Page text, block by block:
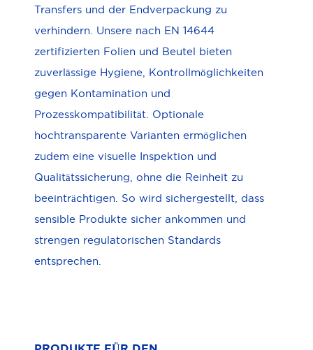
Transfers und der Endverpackung zu
verhindern. Unsere nach EN 14644
zertifizierten Folien und Beutel bieten
zuverlässige Hygiene, Kontrollmöglichkeiten
gegen Kontamination und
Prozesskompatibilität. Optionale
hochtransparente Varianten ermöglichen
zudem eine visuelle Inspektion und
Qualitätssicherung, ohne die Reinheit zu
beeinträchtigen. So wird sichergestellt, dass
sensible Produkte sicher ankommen und
strengen regulatorischen Standards
entsprechen.